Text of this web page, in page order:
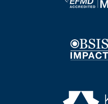
Image
Image